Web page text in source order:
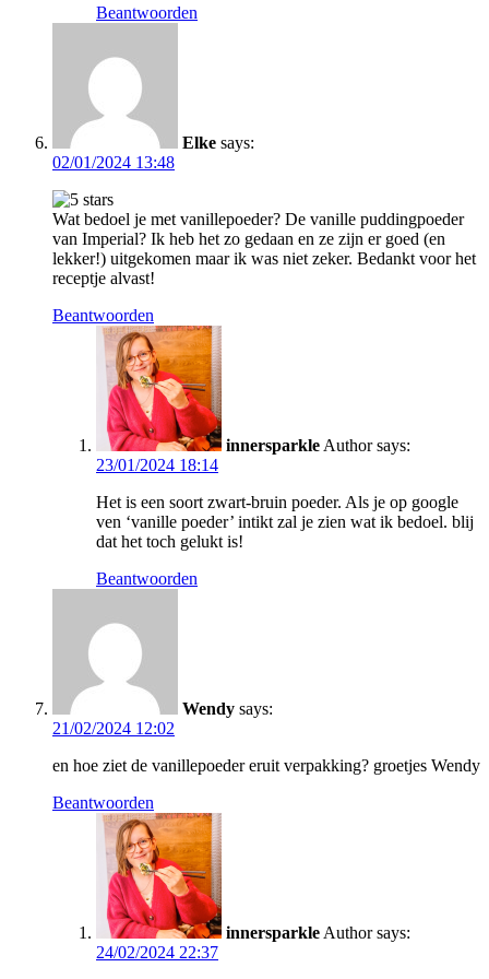
Beantwoorden
Elke says:
02/01/2024 13:48
Wat bedoel je met vanillepoeder? De vanille puddingpoeder
van Imperial? Ik heb het zo gedaan en ze zijn er goed (en
lekker!) uitgekomen maar ik was niet zeker. Bedankt voor het
receptje alvast!
Beantwoorden
innersparkle Author says:
23/01/2024 18:14
Het is een soort zwart-bruin poeder. Als je op google
ven ‘vanille poeder’ intikt zal je zien wat ik bedoel. blij
dat het toch gelukt is!
Beantwoorden
Wendy says:
21/02/2024 12:02
en hoe ziet de vanillepoeder eruit verpakking? groetjes Wendy
Beantwoorden
innersparkle Author says:
24/02/2024 22:37